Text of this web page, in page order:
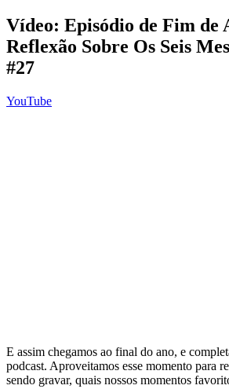
Vídeo: Episódio de Fim de
Reflexão Sobre Os Seis
#27
YouTube
E assim chegamos ao final do ano, e
podcast. Aproveitamos esse momento para
sendo gravar, quais nossos momentos